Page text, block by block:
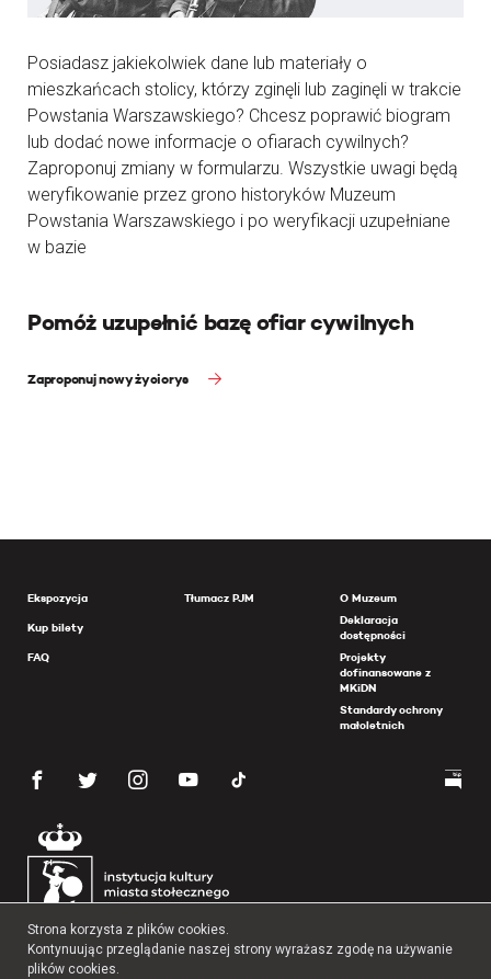
Posiadasz jakiekolwiek dane lub materiały o
mieszkańcach stolicy, którzy zginęli lub zaginęli w trakcie
Powstania Warszawskiego? Chcesz poprawić biogram
lub dodać nowe informacje o ofiarach cywilnych?
Zaproponuj zmiany w formularzu. Wszystkie uwagi będą
weryfikowanie przez grono historyków Muzeum
Powstania Warszawskiego i po weryfikacji uzupełniane
w bazie
Pomóż uzupełnić bazę ofiar cywilnych
Zaproponuj nowy życiorys
Ekspozycja
Kup bilety
FAQ
Tłumacz PJM
O Muzeum
Deklaracja
dostępności
Projekty
dofinansowane z
MKiDN
Standardy ochrony
małoletnich
Strona korzysta z plików cookies.
Kontynuując przeglądanie naszej strony wyrażasz zgodę na używanie
plików cookies.